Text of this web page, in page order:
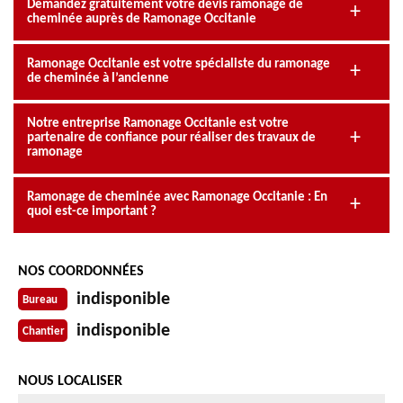
Demandez gratuitement votre devis ramonage de
cheminée auprès de Ramonage Occitanie
Ramonage Occitanie est votre spécialiste du ramonage
de cheminée à l’ancienne
Notre entreprise Ramonage Occitanie est votre
partenaire de confiance pour réaliser des travaux de
ramonage
Ramonage de cheminée avec Ramonage Occitanie : En
quoi est-ce important ?
NOS COORDONNÉES
Bureau indisponible
Chantier indisponible
NOUS LOCALISER